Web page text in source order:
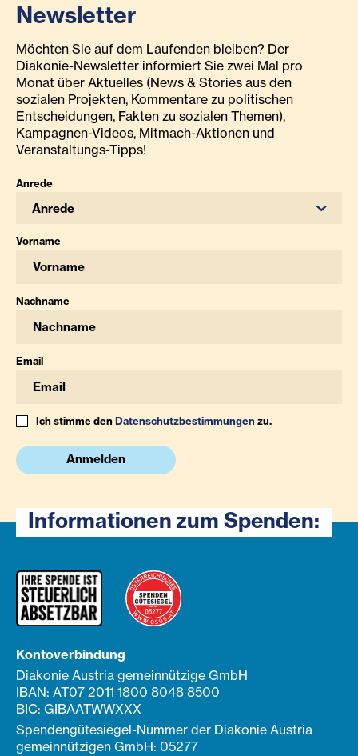
Newsletter
Möchten Sie auf dem Laufenden bleiben? Der
Diakonie-Newsletter informiert Sie zwei Mal pro
Monat über Aktuelles (News & Stories aus den
sozialen Projekten, Kommentare zu politischen
Entscheidungen, Fakten zu sozialen Themen),
Kampagnen-Videos, Mitmach-Aktionen und
Veranstaltungs-Tipps!
Anrede
Anrede
Vorname
Nachname
Email
Ich stimme denDatenschutzbestimmungenzu.
Anmelden
Informationen zum Spenden:
Kontoverbindung
Diakonie Austria gemeinnützige GmbH
IBAN: AT07 2011 1800 8048 8500
BIC: GIBAATWWXXX
Spendengütesiegel-Nummer der Diakonie Austria
gemeinnützigen GmbH: 05277